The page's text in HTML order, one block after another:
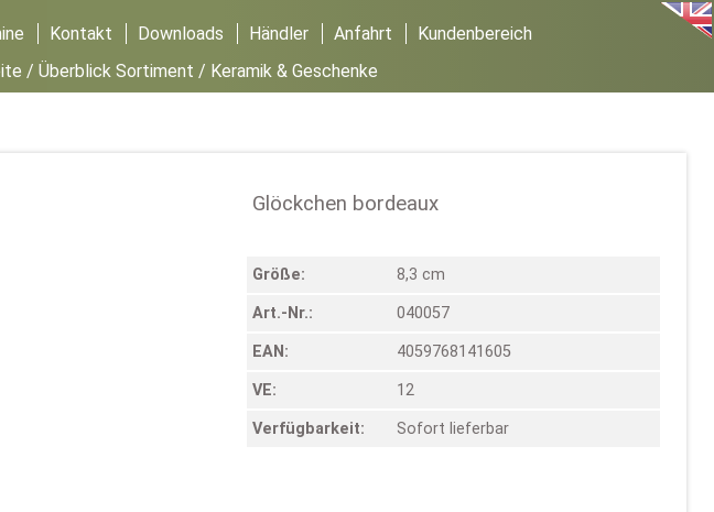
Kontakt Downloads Händler Anfahrt
Kundenbereich
/Überblick Sortiment / Keramik & Geschenke
Glöckchen bordeaux
Größe: 8,3 cm
Art.-Nr.: 040057
EAN: 4059768141605
VE: 12
Verfügbarkeit: Sofort lieferbar